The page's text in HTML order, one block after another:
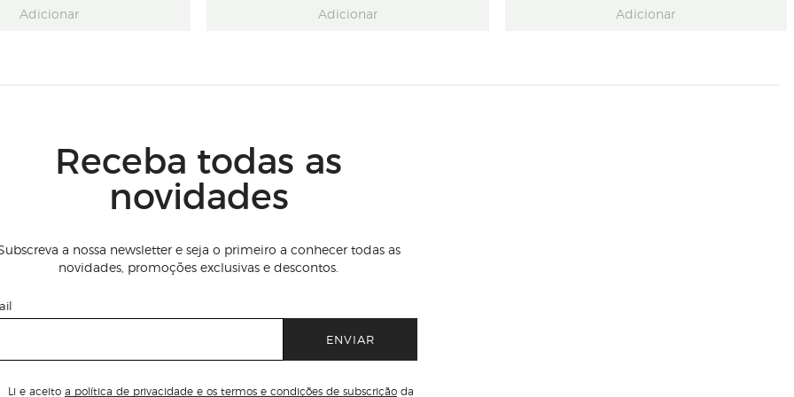
Adicionar Adicionar Adicionar
Receba todas as
novidades
a nossa newsletter e seja o primeiro a conhecer todas as
novidades, promoções exclusivas e descontos.
ENVIAR
Li e aceito a política de privacidade e os termos e condições de subscrição da